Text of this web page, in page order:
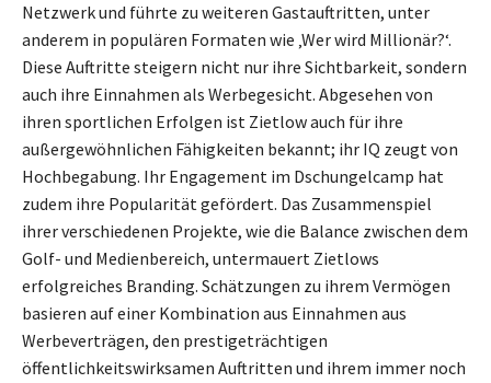
Netzwerk und führte zu weiteren Gastauftritten, unter
anderem in populären Formaten wie ‚Wer wird Millionär?‘.
Diese Auftritte steigern nicht nur ihre Sichtbarkeit, sondern
auch ihre Einnahmen als Werbegesicht. Abgesehen von
ihren sportlichen Erfolgen ist Zietlow auch für ihre
außergewöhnlichen Fähigkeiten bekannt; ihr IQ zeugt von
Hochbegabung. Ihr Engagement im Dschungelcamp hat
zudem ihre Popularität gefördert. Das Zusammenspiel
ihrer verschiedenen Projekte, wie die Balance zwischen dem
Golf- und Medienbereich, untermauert Zietlows
erfolgreiches Branding. Schätzungen zu ihrem Vermögen
basieren auf einer Kombination aus Einnahmen aus
Werbeverträgen, den prestigeträchtigen
öffentlichkeitswirksamen Auftritten und ihrem immer noch